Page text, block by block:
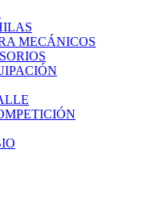
MECÁNICOS